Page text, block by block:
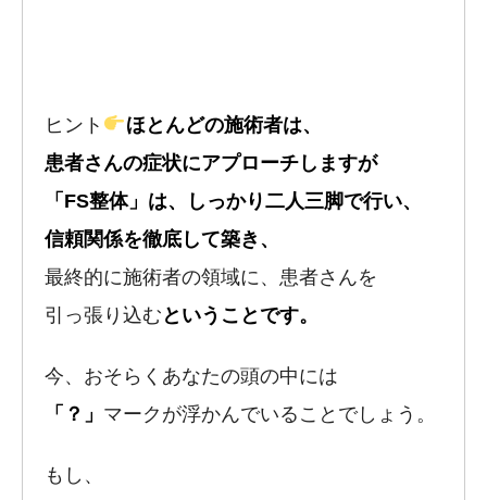
ヒント
ほとんどの施術者は、
患者さんの症状にアプローチしますが
「FS整体」は、しっかり二人三脚で行い、
信頼関係を徹底して築き、
最終的に施術者の領域に、患者さんを
引っ張り込む ということです。
今、おそらくあなたの頭の中には
「？」 マークが浮かんでいることでしょう。
もし、